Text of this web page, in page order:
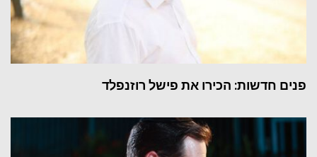
פנים חדשות: הכירו את פישל רוזנפלד